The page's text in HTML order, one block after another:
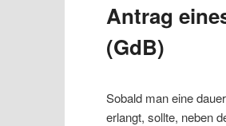
Antrag
(GdB)
Sobald man eine
erlangt, sollte, neben